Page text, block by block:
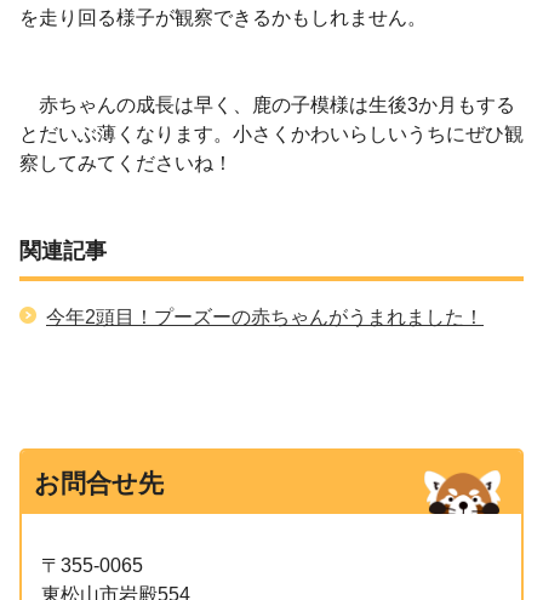
を走り回る様子が観察できるかもしれません。
赤ちゃんの成長は早く、鹿の子模様は生後3か月もする
とだいぶ薄くなります。小さくかわいらしいうちにぜひ観
察してみてくださいね！
関連記事
今年2頭目！プーズーの赤ちゃんがうまれました！
お問合せ先
〒355-0065
東松山市岩殿554